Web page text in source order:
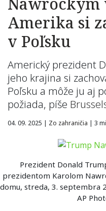
Amerika si
v Poľsku
Americký prezident
jeho krajina si
Poľsku a môže ju aj
požiada, píše
04. 09. 2025 | Zo zahraničia | 3
Prezident Donald
prezidentom Karolom
domu, streda, 3. septembra
AP